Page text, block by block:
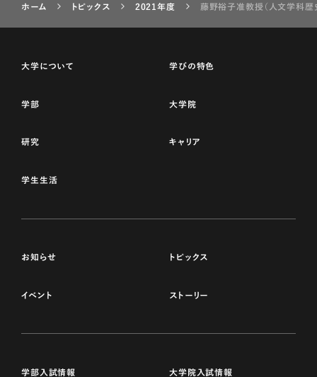
ホーム トピックス 2021年度 藤野裕子准教授（人文学科歴
大学について 学びの特色
学部 大学院
研究 キャリア
学生生活
お知らせ トピックス
イベント ストーリー
学部入試情報 大学院入試情報